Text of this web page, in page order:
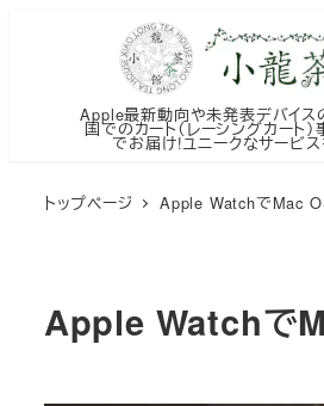
Apple最新動向や未発表デバイス
国でのカート（レーシングカート
でお届け!ユニークなサービ
トップページ Apple WatchでMac
Apple Watchで